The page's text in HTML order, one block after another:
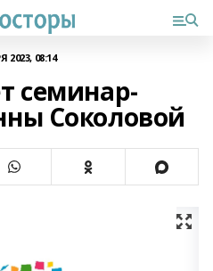
2023, 08:14
семинар-
Соколовой